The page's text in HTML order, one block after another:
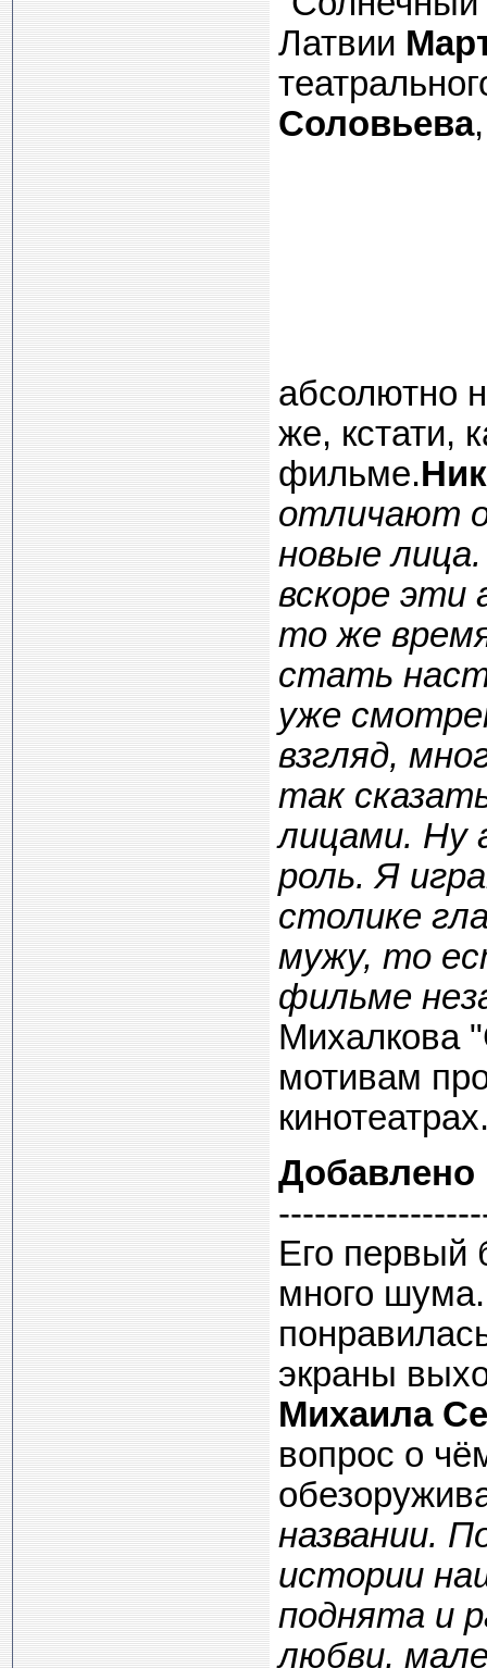
Латвии
Соловьева
абсолютно
же, кстати,
фильме.
отличают
новые
вскоре эти
то же
стать
уже
взгляд,
так
лицами. Ну
роль. Я
столике
мужу, то
фильме
Михалкова
мотивам
Добавлено
Его
много
экраны
Михаила
вопрос о
названии.
истории
поднята и
любви,